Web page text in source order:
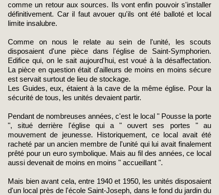
comme un retour aux sources. Ils vont enfin pouvoir s'installer
définitivement. Car il faut avouer qu'ils ont été balloté et local
limite insalubre.
Comme on nous le relate au sein de l'unité, les scouts
disposaient d'une pièce dans l'église de Saint-Symphorien.
Edifice qui, on le sait aujourd'hui, est voué à la désaffectation.
La pièce en question était d'ailleurs de moins en moins sécure
est servait surtout de lieu de stockage.
Les Guides, eux, étaient à la cave de la même église. Pour la
sécurité de tous, les unités devaient partir.
Pendant de nombreuses années, c'est le local " Pousse la porte
", situé derrière l'église qui a " ouvert ses portes " au
mouvement de jeunesse. Historiquement, ce local avait été
racheté par un ancien membre de l'unité qui lui avait finalement
prêté pour un euro symbolique. Mais au fil des années, ce local
aussi devenait de moins en moins " accueillant ".
Mais bien avant cela, entre 1940 et 1950, les unités disposaient
d'un local près de l'école Saint-Joseph, dans le fond du jardin du